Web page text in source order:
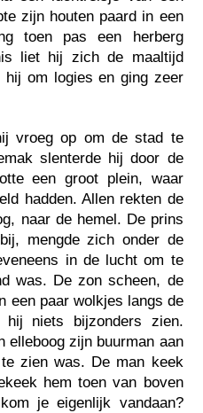
zijn houten paard in een
toen pas een herberg
liet hij zich de maaltijd
hij om logies en ging zeer
vroeg op om de stad te
slenterde hij door de
een groot plein, waar
hadden. Allen rekten de
naar de hemel. De prins
mengde zich onder de
in de lucht om te
was. De zon scheen, de
een paar wolkjes langs de
niets bijzonders zien.
elleboog zijn buurman aan
zien was. De man keek
hem toen van boven
je eigenlijk vandaan?